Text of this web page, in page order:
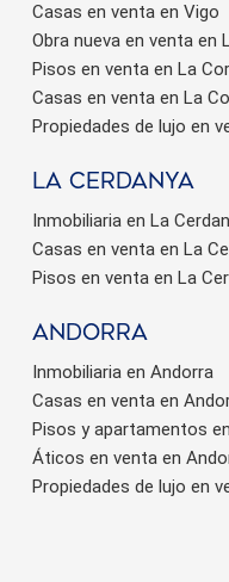
Casas en venta en Vigo
Obra nueva en venta en
Pisos en venta en La
Casas en venta en La
Propiedades de lujo en
La Cerdanya
Inmobiliaria en La
Casas en venta en La
Pisos en venta en La
Andorra
Inmobiliaria en Andorra
Casas en venta en
Pisos y apartamentos
Áticos en venta en
Propiedades de lujo en